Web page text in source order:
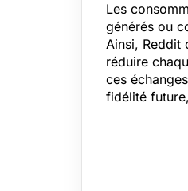
Les
générés ou
Ainsi, Reddit
réduire
ces
fidélité